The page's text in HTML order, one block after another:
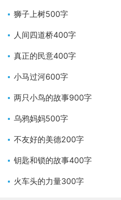
狮子上树500字
人间四道桥400字
真正的民意400字
小马过河600字
两只小鸟的故事900字
乌鸦妈妈500字
不友好的美德200字
钥匙和锁的故事400字
火车头的力量300字